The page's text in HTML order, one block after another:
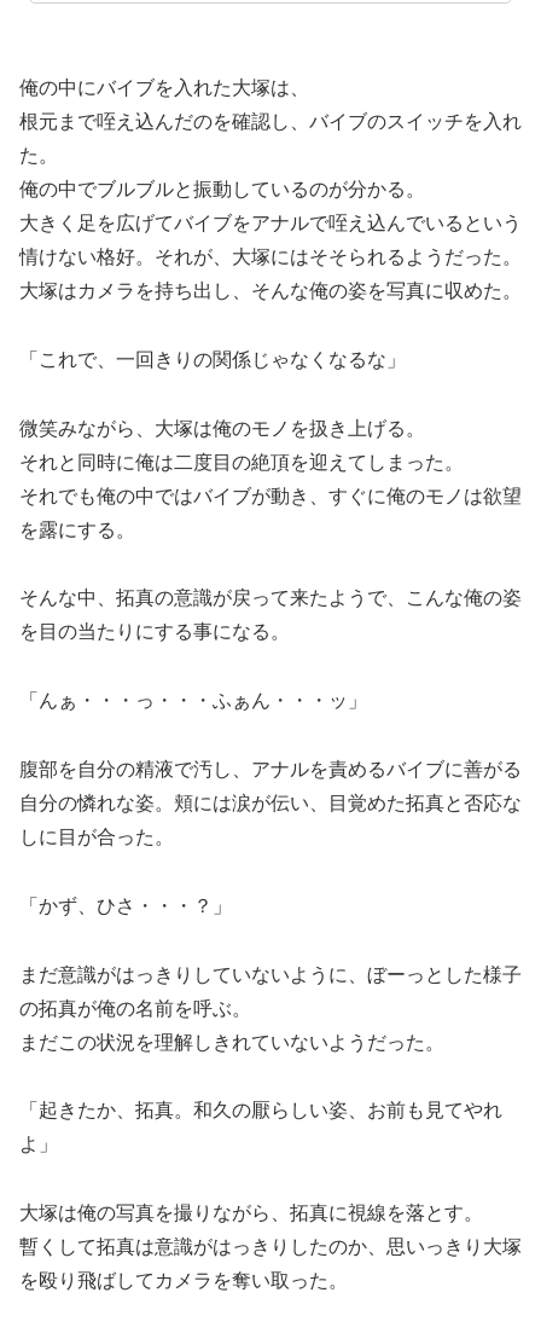
俺の中にバイブを入れた大塚は、
根元まで咥え込んだのを確認し、バイブのスイッチを入れ
た。
俺の中でブルブルと振動しているのが分かる。
大きく足を広げてバイブをアナルで咥え込んでいるという
情けない格好。それが、大塚にはそそられるようだった。
大塚はカメラを持ち出し、そんな俺の姿を写真に収めた。
「これで、一回きりの関係じゃなくなるな」
微笑みながら、大塚は俺のモノを扱き上げる。
それと同時に俺は二度目の絶頂を迎えてしまった。
それでも俺の中ではバイブが動き、すぐに俺のモノは欲望
を露にする。
そんな中、拓真の意識が戻って来たようで、こんな俺の姿
を目の当たりにする事になる。
「んぁ・・・っ・・・ふぁん・・・ッ」
腹部を自分の精液で汚し、アナルを責めるバイブに善がる
自分の憐れな姿。頬には涙が伝い、目覚めた拓真と否応な
しに目が合った。
「かず、ひさ・・・？」
まだ意識がはっきりしていないように、ぼーっとした様子
の拓真が俺の名前を呼ぶ。
まだこの状況を理解しきれていないようだった。
「起きたか、拓真。和久の厭らしい姿、お前も見てやれ
よ」
大塚は俺の写真を撮りながら、拓真に視線を落とす。
暫くして拓真は意識がはっきりしたのか、思いっきり大塚
を殴り飛ばしてカメラを奪い取った。